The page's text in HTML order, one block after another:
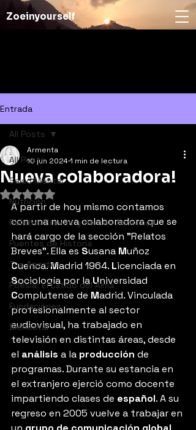
Zoeinyourself
Entrada
All Posts
Salud Mental
Nutrición
Relatos Breves y Heroes Anónimos
Puentes de Historia
Tus Aportes
Poesia: El Latido del Alma
Fundaciones
Bienestar
All Posts
Nueva colaboradora!
Armenta
10 jun 20241 min de lectura
Obtuvo NaN de 5 estrellas.
A partir de hoy mismo contamos
con una nueva colaboradora que se
hará cargo de la sección "Relatos
Breves". Ella es Susana Muñoz
Cuenca. Madrid 1964. Licenciada en
Sociología por la Universidad
Complutense de Madrid. Vinculada
profesionalmente al sector
audiovisual, ha trabajado en
televisión en distintas áreas, desde
el análisis a la producción de
programas. Durante su estancia en
el extranjero ejerció como docente
impartiendo clases de español. A su
regreso en 2005 vuelve a trabajar en